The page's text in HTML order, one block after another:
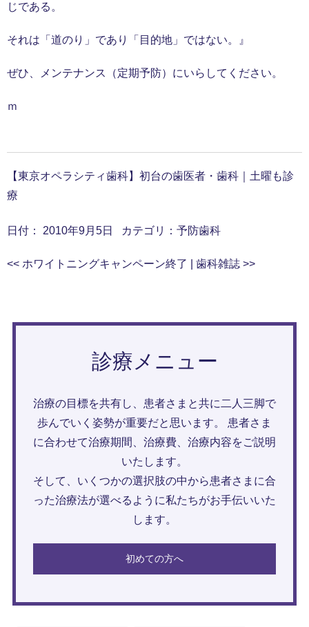
じである。
それは「道のり」であり「目的地」ではない。』
ぜひ、メンテナンス（定期予防）にいらしてください。
ｍ
【東京オペラシティ歯科】初台の歯医者・歯科｜土曜も診
療
日付： 2010年9月5日 カテゴリ： 予防歯科
<< ホワイトニングキャンペーン終了 歯科雑誌 >>
診療メニュー
治療の目標を共有し、患者さまと共に二人三脚で
歩んでいく姿勢が重要だと思います。 患者さま
に合わせて治療期間、治療費、治療内容をご説明
いたします。
そして、いくつかの選択肢の中から患者さまに合
った治療法が選べるように私たちがお手伝いいた
します。
初めての方へ